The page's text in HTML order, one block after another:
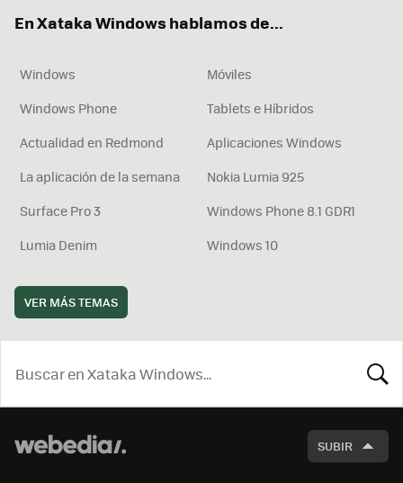
En Xataka Windows hablamos de...
Windows
Móviles
Windows Phone
Tablets e Híbridos
Actualidad en Redmond
Aplicaciones Windows
La aplicación de la semana
Nokia Lumia 925
Surface Pro 3
Windows Phone 8.1 GDR1
Lumia Denim
Windows 10
VER MÁS TEMAS
SUBIR